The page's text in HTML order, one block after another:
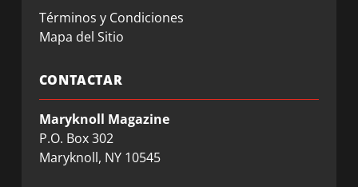
Términos y Condiciones
Mapa del Sitio
CONTACTAR
Maryknoll Magazine
P.O. Box 302
Maryknoll, NY 10545